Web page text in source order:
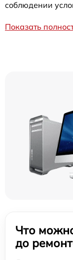
соблюдении
Показать
Что
до